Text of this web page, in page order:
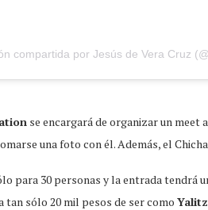
compartida por Jesús de Vera Cruz
se encargará de organizar un
una foto con él. Además, el
para 30 personas y la entrada tendrá
tan sólo 20 mil pesos de ser como